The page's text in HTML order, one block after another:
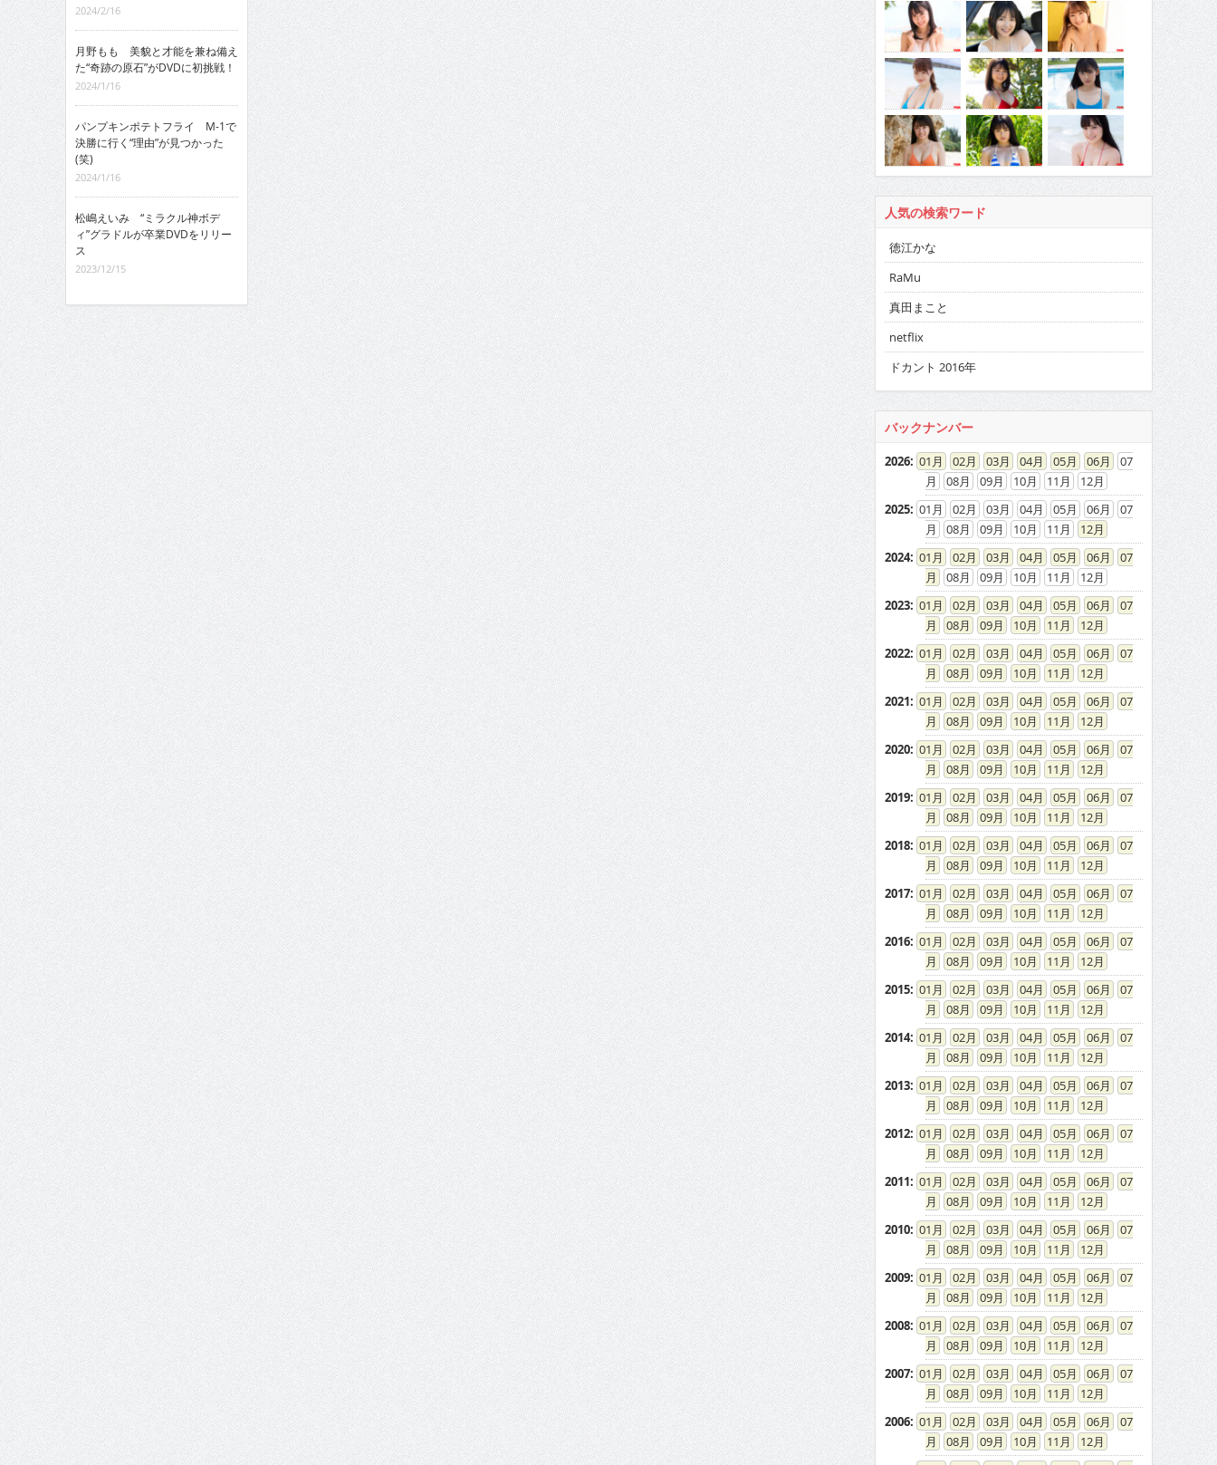
2024/2/16
月野もも 美貌と才能を兼ね備え
た“奇跡の原石”がDVDに初挑戦！
2024/1/16
パンプキンポテトフライ M-1で
決勝に行く“理由”が見つかった
(笑)
2024/1/16
松嶋えいみ “ミラクル神ボデ
ィ”グラドルが卒業DVDをリリー
ス
2023/12/15
人気の検索ワード
徳江かな
RaMu
真田まこと
netflix
ドカント 2016年
バックナンバー
2026: 01 02 03 04 05 06
07
08
09 10 11
12
2025: 01 02 03 04 05 06
07
08
09 10 11
12
2024: 01 02 03 04 05 06
07
08
09 10 11
12
2023: 01 02 03 04 05 06
07
08
09 10 11
12
2022: 01 02 03 04 05 06
07
08
09 10 11
12
2021: 01 02 03 04 05 06
07
08
09 10 11
12
2020: 01 02 03 04 05 06
07
08
09 10 11
12
2019: 01 02 03 04 05 06
07
08
09 10 11
12
2018: 01 02 03 04 05 06
07
08
09 10 11
12
2017: 01 02 03 04 05 06
07
08
09 10 11
12
2016: 01 02 03 04 05 06
07
08
09 10 11
12
2015: 01 02 03 04 05 06
07
08
09 10 11
12
2014: 01 02 03 04 05 06
07
08
09 10 11
12
2013: 01 02 03 04 05 06
07
08
09 10 11
12
2012: 01 02 03 04 05 06
07
08
09 10 11
12
2011: 01 02 03 04 05 06
07
08
09 10 11
12
2010: 01 02 03 04 05 06
07
08
09 10 11
12
2009: 01 02 03 04 05 06
07
08
09 10 11
12
2008: 01 02 03 04 05 06
07
08
09 10 11
12
2007: 01 02 03 04 05 06
07
08
09 10 11
12
2006: 01 02 03 04 05 06
07
08
09 10 11
12